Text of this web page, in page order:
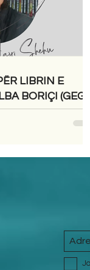
LIBRIN E
BORIÇI (GEGA)